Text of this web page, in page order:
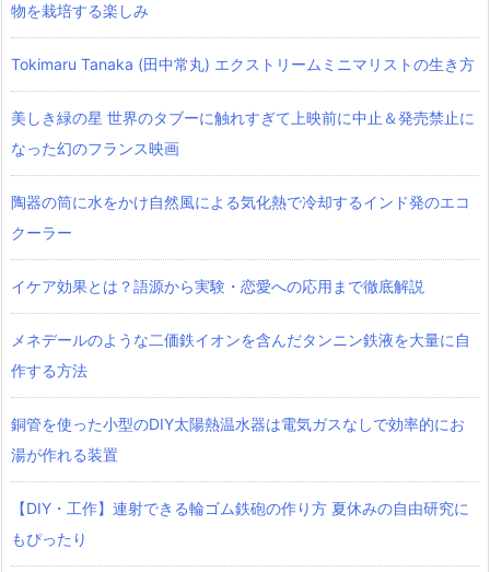
物を栽培する楽しみ
Tokimaru Tanaka (田中常丸) エクストリームミニマリストの生き方
美しき緑の星 世界のタブーに触れすぎて上映前に中止＆発売禁止に
なった幻のフランス映画
陶器の筒に水をかけ自然風による気化熱で冷却するインド発のエコ
クーラー
イケア効果とは？語源から実験・恋愛への応用まで徹底解説
メネデールのような二価鉄イオンを含んだタンニン鉄液を大量に自
作する方法
銅管を使った小型のDIY太陽熱温水器は電気ガスなしで効率的にお
湯が作れる装置
【DIY・工作】連射できる輪ゴム鉄砲の作り方 夏休みの自由研究に
もぴったり